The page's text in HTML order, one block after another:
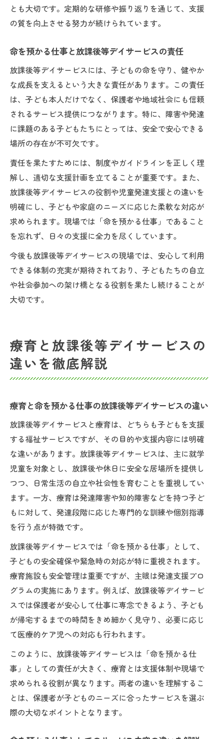
とも大切です。定期的な研修や振り返りを通じて、支援
の質を向上させる努力が続けられています。
命を預かる仕事と放課後等デイサービスの責任
放課後等デイサービスには、子どもの命を守り、健やか
な成長を支えるという大きな責任があります。この責任
は、子ども本人だけでなく、保護者や地域社会にも信頼
されるサービス提供につながります。特に、障害や発達
に課題のある子どもたちにとっては、安全で安心できる
場所の存在が不可欠です。
責任を果たすためには、制度やガイドラインを正しく理
解し、適切な支援計画を立てることが重要です。また、
放課後等デイサービスの役割や児童発達支援との違いを
明確にし、子どもや家庭のニーズに応じた柔軟な対応が
求められます。現場では「命を預かる仕事」であること
を忘れず、日々の支援に全力を尽くしています。
今後も放課後等デイサービスの現場では、安心して利用
できる体制の充実が期待されており、子どもたちの自立
や社会参加への架け橋となる役割を果たし続けることが
大切です。
療育と放課後等デイサービスの
違いを徹底解説
療育と命を預かる仕事の放課後等デイサービスの違い
放課後等デイサービスと療育は、どちらも子どもを支援
する福祉サービスですが、その目的や支援内容には明確
な違いがあります。放課後等デイサービスは、主に就学
児童を対象とし、放課後や休日に安全な居場所を提供し
つつ、日常生活の自立や社会性を育むことを重視してい
ます。一方、療育は発達障害や知的障害などを持つ子ど
もに対して、発達段階に応じた専門的な訓練や個別指導
を行う点が特徴です。
放課後等デイサービスでは「命を預かる仕事」として、
子どもの安全確保や緊急時の対応が特に重視されます。
療育施設も安全管理は重要ですが、主眼は発達支援プロ
グラムの実施にあります。例えば、放課後等デイサービ
スでは保護者が安心して仕事に専念できるよう、子ども
が帰宅するまでの時間をきめ細かく見守り、必要に応じ
て医療的ケア児への対応も行われます。
このように、放課後等デイサービスは「命を預かる仕
事」としての責任が大きく、療育とは支援体制や現場で
求められる役割が異なります。両者の違いを理解するこ
とは、保護者が子どものニーズに合ったサービスを選ぶ
際の大切なポイントとなります。